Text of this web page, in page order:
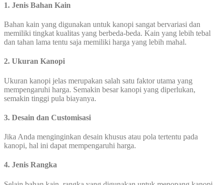
1. Jenis Bahan Kain
Bahan kain yang digunakan untuk kanopi sangat bervariasi dan
memiliki tingkat kualitas yang berbeda-beda. Kain yang lebih tebal
dan tahan lama tentu saja memiliki harga yang lebih mahal.
2. Ukuran Kanopi
Ukuran kanopi jelas merupakan salah satu faktor utama yang
mempengaruhi harga. Semakin besar kanopi yang diperlukan,
semakin tinggi pula biayanya.
3. Desain dan Customisasi
Jika Anda menginginkan desain khusus atau pola tertentu pada
kanopi, hal ini dapat mempengaruhi harga.
4. Jenis Rangka